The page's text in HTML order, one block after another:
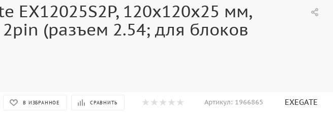
EX12025S2P, 120x120x25 мм,
(разъем 2.54; для блоков
В ИЗБРАННОЕ СРАВНИТЬ Артикул: 1966865 EXEGATE